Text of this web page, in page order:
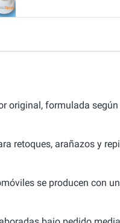
original, formulada
retoques, arañazos y
se producen con un